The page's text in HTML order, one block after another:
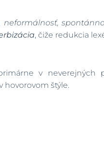
neformálnosť,
, čiže redukcia
v neverejných
hovorovom štýle.